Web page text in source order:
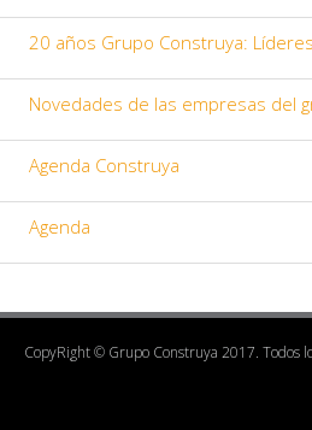
20 años Grupo Construya:
Novedades de las empresas del
Agenda Construya
Agenda
CopyRight © Grupo Construya 2017. Todos